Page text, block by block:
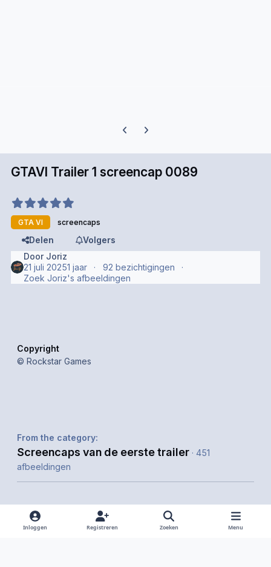
Previous carousel slide
Next carousel slide
GTAVI Trailer 1 screencap 0089
GTA VI screencaps
Delen
Volgers
Door Joriz
21 juli 20251 jaar
92 bezichtigingen
Zoek Joriz's afbeeldingen
Copyright
© Rockstar Games
From the category:
Screencaps van de eerste trailer · 451
afbeeldingen
Inloggen Registreren Zoeken Menu